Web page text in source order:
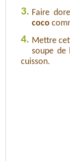
3. Faire
coco
4. Mettre
soupe de
cuisson.